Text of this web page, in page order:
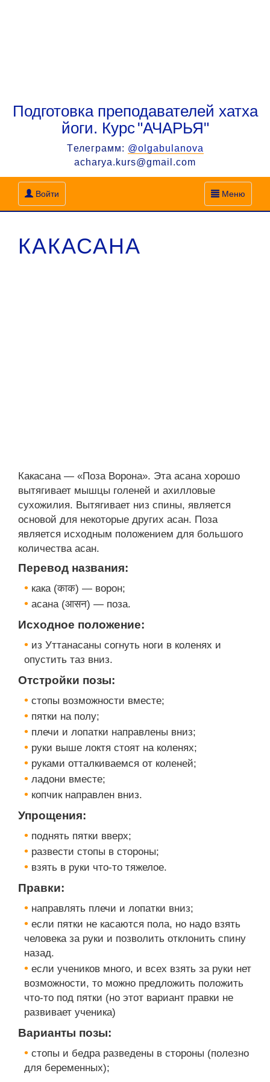
Подготовка преподавателей хатха
йоги. Курс"АЧАРЬЯ"
Tелеграмм: @olgabulanova
acharya.kurs@gmail.com
Войти Меню
КАКАСАНА
Какасана — «Поза Ворона». Эта асана хорошо
вытягивает мышцы голеней и ахилловые
сухожилия. Вытягивает низ спины, является
основой для некоторые других асан. Поза
является исходным положением для большого
количества асан.
Перевод названия:
кака (काक) — ворон;
асана (आसन) — поза.
Исходное положение:
из Уттанасаны согнуть ноги в коленях и
опустить таз вниз.
Отстройки позы:
стопы возможности вместе;
пятки на полу;
плечи и лопатки направлены вниз;
руки выше локтя стоят на коленях;
руками отталкиваемся от коленей;
ладони вместе;
копчик направлен вниз.
Упрощения:
поднять пятки вверх;
развести стопы в стороны;
взять в руки что-то тяжелое.
Правки:
направлять плечи и лопатки вниз;
если пятки не касаются пола, но надо взять
человека за руки и позволить отклонить спину
назад.
если учеников много, и всех взять за руки нет
возможности, то можно предложить положить
что-то под пятки (но этот вариант правки не
развивает ученика)
Варианты позы:
стопы и бедра разведены в стороны (полезно
для беременных);